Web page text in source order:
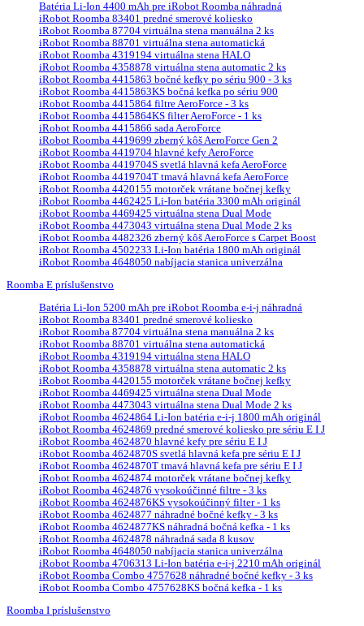
Batéria Li-Ion 4400 mAh pre iRobot Roomba náhradná
iRobot Roomba 83401 predné smerové koliesko
iRobot Roomba 87704 virtuálna stena manuálna 2 ks
iRobot Roomba 88701 virtuálna stena automatická
iRobot Roomba 4319194 virtuálna stena HALO
iRobot Roomba 4358878 virtuálna stena automatic 2 ks
iRobot Roomba 4415863 bočné kefky po sériu 900 - 3 ks
iRobot Roomba 4415863KS bočná kefka po sériu 900
iRobot Roomba 4415864 filtre AeroForce - 3 ks
iRobot Roomba 4415864KS filter AeroForce - 1 ks
iRobot Roomba 4415866 sada AeroForce
iRobot Roomba 4419699 zberný kôš AeroForce Gen 2
iRobot Roomba 4419704 hlavné kefy AeroForce
iRobot Roomba 4419704S svetlá hlavná kefa AeroForce
iRobot Roomba 4419704T tmavá hlavná kefa AeroForce
iRobot Roomba 4420155 motorček vrátane bočnej kefky
iRobot Roomba 4462425 Li-Ion batéria 3300 mAh originál
iRobot Roomba 4469425 virtuálna stena Dual Mode
iRobot Roomba 4473043 virtuálna stena Dual Mode 2 ks
iRobot Roomba 4482326 zberný kôš AeroForce s Carpet Boost
iRobot Roomba 4502233 Li-Ion batéria 1800 mAh originál
iRobot Roomba 4648050 nabíjacia stanica univerzálna
Roomba E príslušenstvo
Batéria Li-Ion 5200 mAh pre iRobot Roomba e-i-j náhradná
iRobot Roomba 83401 predné smerové koliesko
iRobot Roomba 87704 virtuálna stena manuálna 2 ks
iRobot Roomba 88701 virtuálna stena automatická
iRobot Roomba 4319194 virtuálna stena HALO
iRobot Roomba 4358878 virtuálna stena automatic 2 ks
iRobot Roomba 4420155 motorček vrátane bočnej kefky
iRobot Roomba 4469425 virtuálna stena Dual Mode
iRobot Roomba 4473043 virtuálna stena Dual Mode 2 ks
iRobot Roomba 4624864 Li-Ion batéria e-i-j 1800 mAh originál
iRobot Roomba 4624869 predné smerové koliesko pre sériu E I J
iRobot Roomba 4624870 hlavné kefy pre sériu E I J
iRobot Roomba 4624870S svetlá hlavná kefa pre sériu E I J
iRobot Roomba 4624870T tmavá hlavná kefa pre sériu E I J
iRobot Roomba 4624874 motorček vrátane bočnej kefky
iRobot Roomba 4624876 vysokoúčinné filtre - 3 ks
iRobot Roomba 4624876KS vysokoúčinný filter - 1 ks
iRobot Roomba 4624877 náhradné bočné kefky - 3 ks
iRobot Roomba 4624877KS náhradná bočná kefka - 1 ks
iRobot Roomba 4624878 náhradná sada 8 kusov
iRobot Roomba 4648050 nabíjacia stanica univerzálna
iRobot Roomba 4706313 Li-Ion batéria e-i-j 2210 mAh originál
iRobot Roomba Combo 4757628 náhradné bočné kefky - 3 ks
iRobot Roomba Combo 4757628KS bočná kefka - 1 ks
Roomba I príslušenstvo